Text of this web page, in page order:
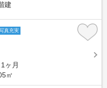
建
真充実
1ヶ月
㎡